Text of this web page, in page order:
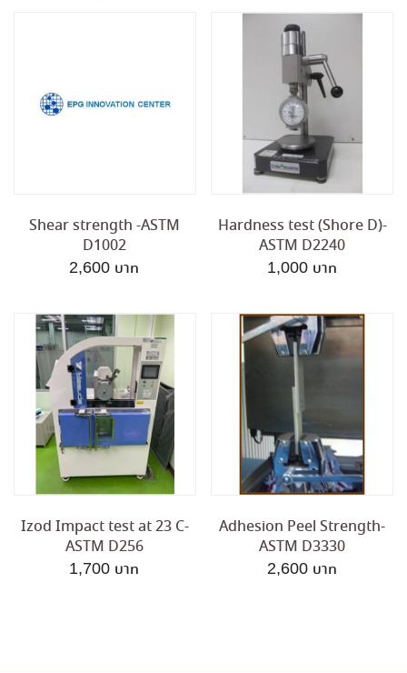
Shear strength -ASTM
D1002
2,600
Hardness test (Shore D)-
ASTM D2240
1,000
Izod Impact test at 23 C-
ASTM D256
1,700
Adhesion Peel Strength-
ASTM D3330
2,600